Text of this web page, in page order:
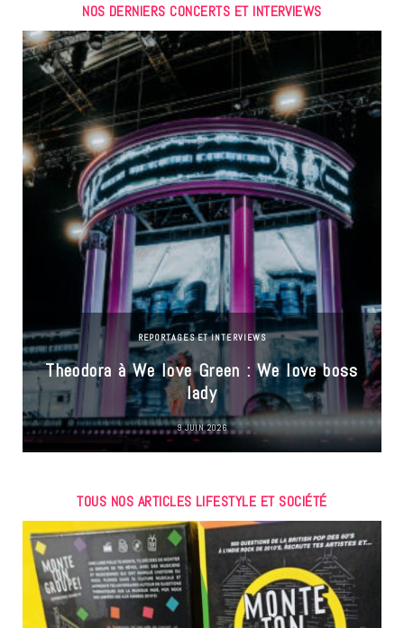
NOS DERNIERS CONCERTS ET INTERVIEWS
REPORTAGES ET INTERVIEWS
Theodora à We love Green : We love boss
lady
9 JUIN 2026
TOUS NOS ARTICLES LIFESTYLE ET SOCIÉTÉ